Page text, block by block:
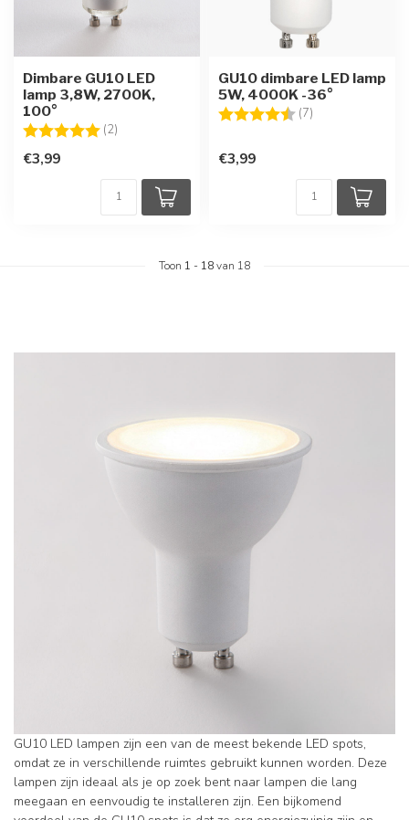
Dimbare GU10 LED
lamp 3,8W, 2700K,
100°
Beoordeling: (2)
€3,99
GU10 dimbare LED lamp
5W, 4000K -36°
Beoordeling: (7)
€3,99
Toon 1 - 18van 18
GU10 LED lampen zijn een van de meest bekende LED spots,
omdat ze in verschillende ruimtes gebruikt kunnen worden. Deze
lampen zijn ideaal als je op zoek bent naar lampen die lang
meegaan en eenvoudig te installeren zijn. Een bijkomend